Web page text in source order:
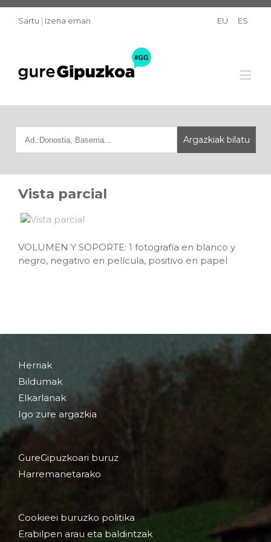
Sartu | Izena eman EU ES
Vista parcial
VOLUMEN Y SOPORTE: 1 fotografía en blanco y
negro, negativo en película, positivo en papel
Herriak
Bildumak
Elkarlanak
Igo zure argazkia
GureGipuzkoari buruz
Harremanetarako
Cookieei buruzko politika
Erabilpen arau eta baldintzak